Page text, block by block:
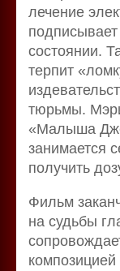
лечение
состоянии.
терпит
тюрьмы.
«Малыша
занимается
получить
Фильм
на судьбы